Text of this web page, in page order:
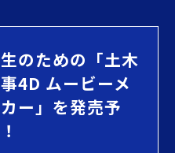
のための「土木
4D ムービーメ
ー」を発売予